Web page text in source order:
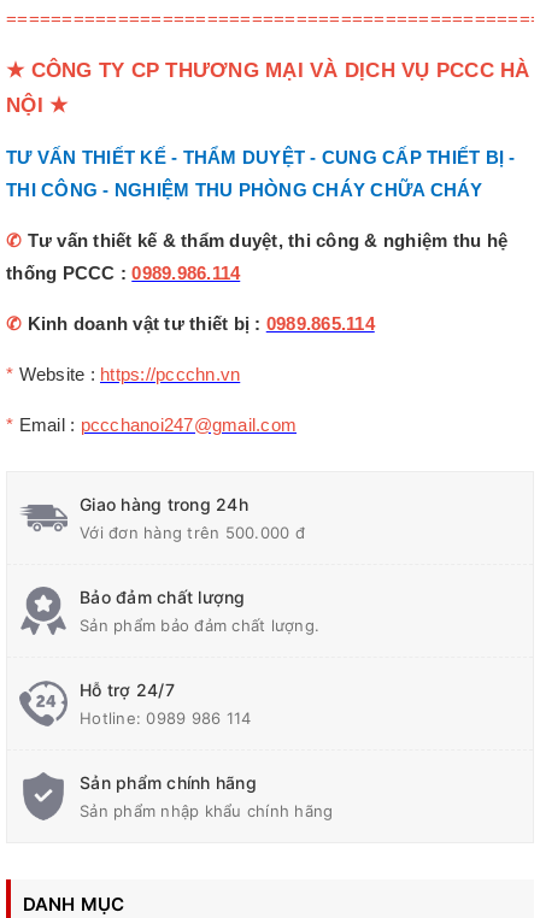
★ CÔNG TY CP THƯƠNG MẠI VÀ DỊCH VỤ PCCC HÀ
NỘI ★
TƯ VẤN THIẾT KẾ - THẨM DUYỆT - CUNG CẤP THIẾT BỊ -
THI CÔNG - NGHIỆM THU PHÒNG CHÁY CHỮA CHÁY
✆ Tư vấn thiết kế & thẩm duyệt, thi công & nghiệm thu hệ
thống PCCC :0989.986.114
✆ Kinh doanh vật tư thiết bị : 0989.865.114
* Website : https://pccchn.vn
* Email : pccchanoi247@gmail.com
Giao hàng trong 24h
Với đơn hàng trên 500.000 đ
Bảo đảm chất lượng
Sản phẩm bảo đảm chất lượng.
Hỗ trợ 24/7
Hotline:0989 986 114
Sản phẩm chính hãng
Sản phẩm nhập khẩu chính hãng
DANH MỤC